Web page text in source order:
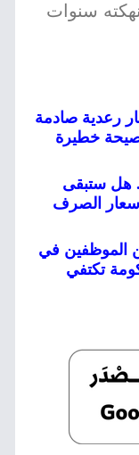
سنوات
رعدية صادمة
خطيرة
هل ستبقى
الصرف
يلتهم راتبك… 85% من الموظفين في
تكتفي